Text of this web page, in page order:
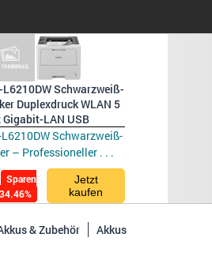
Schwarzweiß-
Duplexdruck WLAN 5
Gigabit-LAN USB
Schwarzweiß-
– Professioneller . . .
Sparen
34.46%
Jetzt
kaufen
& Zubehör Akkus